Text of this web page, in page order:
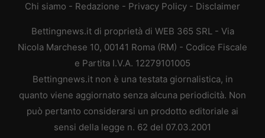
Chi siamo - Redazione - Privacy Policy - Disclaimer
Bettingnews.it di proprietà di WEB 365 SRL - Via
Nicola Marchese 10, 00141 Roma (RM) - Codice Fiscale
e Partita I.V.A. 12279101005
Bettingnews.it non è una testata giornalistica, in
quanto viene aggiornato senza alcuna periodicità. Non
può pertanto considerarsi un prodotto editoriale ai
sensi della legge n. 62 del 07.03.2001